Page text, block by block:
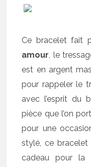
Ce bracelet fait
amour, le
est en argent
pour rappeler le
avec l’esprit du
pièce que l’on
pour une
stylé, ce bracelet
cadeau pour